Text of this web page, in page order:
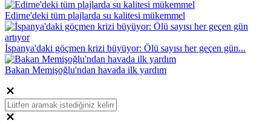
Edirne'deki tüm plajlarda su kalitesi mükemmel
İspanya'daki göçmen krizi büyüyor: Ölü sayısı her geçen gün...
Bakan Memişoğlu'ndan havada ilk yardım